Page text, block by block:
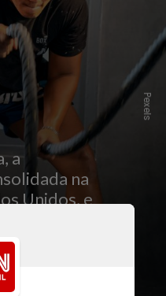
a
na
Unidos, e
Pexels